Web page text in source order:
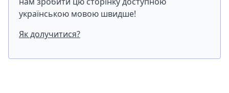
українською мовою швидше!
Як долучитися?